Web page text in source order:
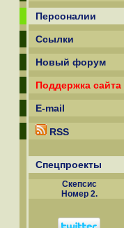
Персоналии
Ссылки
Новый форум
Поддержка сайта
E-mail
RSS
Спецпроекты
Скепсиc
Номер 2.